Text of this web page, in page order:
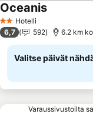
2 Tähtiluokitus
Hotelli
OceanisKatso
6,7 592 6.2 km
Valitse päivät
Varaussivustoilta